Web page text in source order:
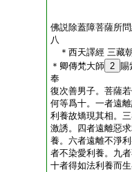
佛説除蓋障菩薩所
八
＊西天譯經 三藏
＊卿傳梵大師 2 賜
奉
復次善男子。菩薩
何等爲十。一者遠
利養故矯現其相。
激誘。四者遠離惡
養。六者遠離不淨
者不染愛利養。九
十者得如法利養而